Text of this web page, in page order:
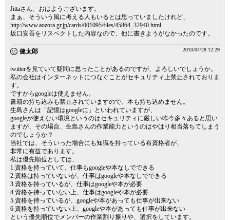
Jittaさん、おはようございます。
まぁ、そういう風に考える人もいるとは思っていましたけれど、
http://www.aozora.gr.jp/cards/001095/files/45864_32940.html
坂口安吾をリスペクトした内容なので、他に書きようがなかったのです。
健太郎 2010/04/28 12:29
twitterを見ていて疑問に思ったことがあるのですが、よろしいでしょうか。
私の会社はインターネットにつなぐことがセキュリティ上禁止されておりま
す。
ですからgoogleは使えません。
書籍の持ち込みも禁止されていますので、本も持ち込めません。
生島さんは「記憶はgoogleに」といわれていますが、
googleが使えない環境というのはセキュリティに厳しい昨今多々あると思い
ますが、その場合、生島さんの作業能力というのはやはり相当落ちてしまう
のでしょうか？
当社では、そういった場合にも知識を持っている有資格者が、
非常に有益であります。
私は優先順位としては、
1.資格を持っていて、仕事もgoogleや本なしでできる
2.資格は持っていないが、仕事はgoogleや本なしでできる
3.資格を持っているが、仕事はgoogleや本が必要
4.資格を持っていない上、仕事はgoogleや本が必要
5.資格を持っているが、googleや本があっても仕事が出来ない
6.資格を持っていない上、googleや本があっても仕事が出来ない
という優先順位でメンバーの作業割り振りや、選択をしています。